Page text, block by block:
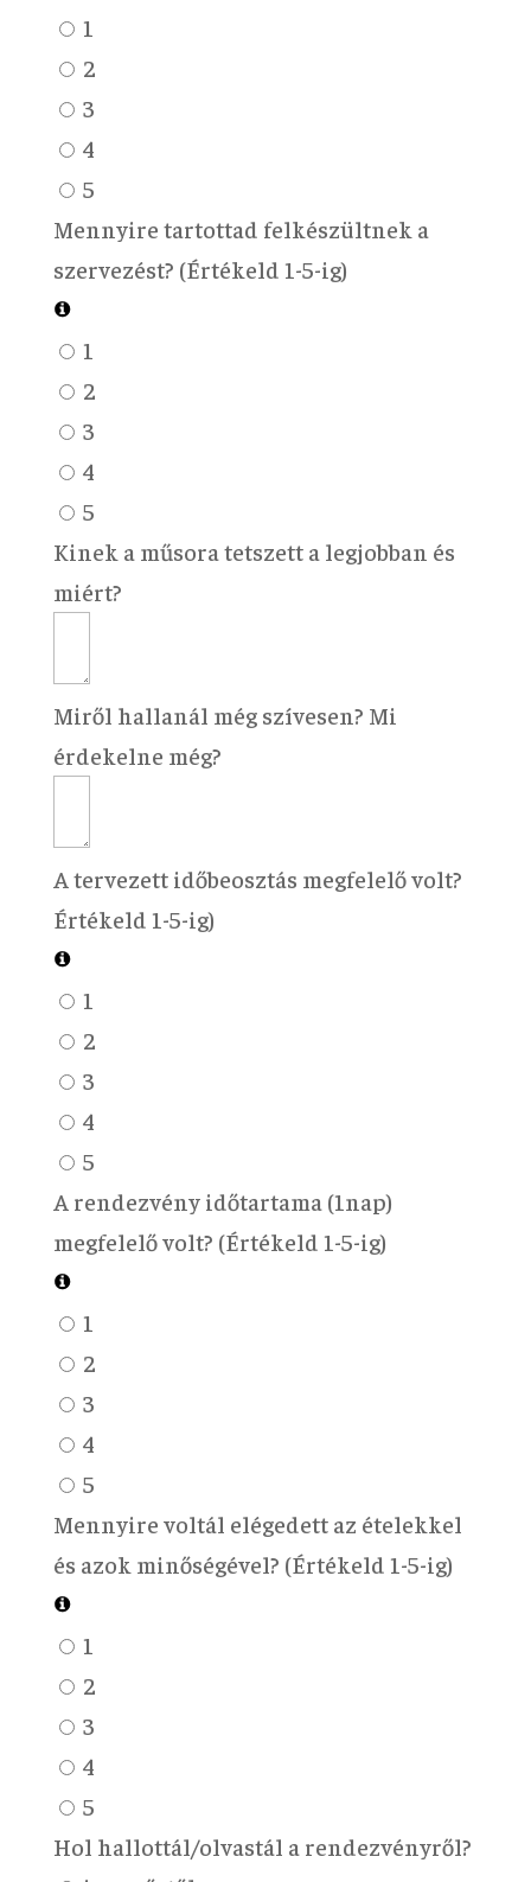
1
2
3
4
5
Mennyire tartottad felkészültnek a
szervezést? (Értékeld 1-5-ig)
1
2
3
4
5
Kinek a műsora tetszett a legjobban és
miért?
Miről hallanál még szívesen? Mi
érdekelne még?
A tervezett időbeosztás megfelelő volt?
Értékeld 1-5-ig)
1
2
3
4
5
A rendezvény időtartama (1nap)
megfelelő volt? (Értékeld 1-5-ig)
1
2
3
4
5
Mennyire voltál elégedett az ételekkel
és azok minőségével? (Értékeld 1-5-ig)
1
2
3
4
5
Hol hallottál/olvastál a rendezvényről?